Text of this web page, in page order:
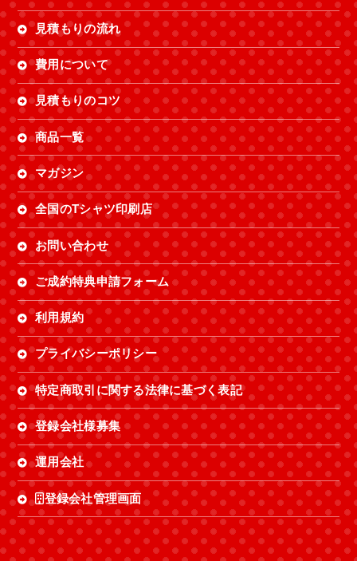
見積もりの流れ
費用について
見積もりのコツ
商品一覧
マガジン
全国のTシャツ印刷店
お問い合わせ
ご成約特典申請フォーム
利用規約
プライバシーポリシー
特定商取引に関する法律に基づく表記
登録会社様募集
運用会社
登録会社管理画面